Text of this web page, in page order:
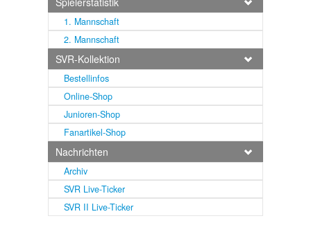
1. Mannschaft
2. Mannschaft
SVR-Kollektion
Bestellinfos
Online-Shop
Junioren-Shop
Fanartikel-Shop
Nachrichten
Archiv
SVR Live-Ticker
SVR II Live-Ticker